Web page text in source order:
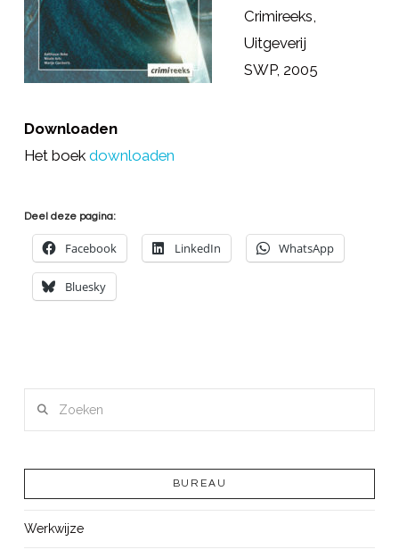
Crimireeks,
Uitgeverij
SWP, 2005
Downloaden
Het boek downloaden
Deel deze pagina:
Facebook LinkedIn WhatsApp
Bluesky
BUREAU
Werkwijze